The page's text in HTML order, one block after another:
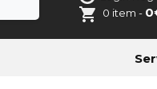
0 item -